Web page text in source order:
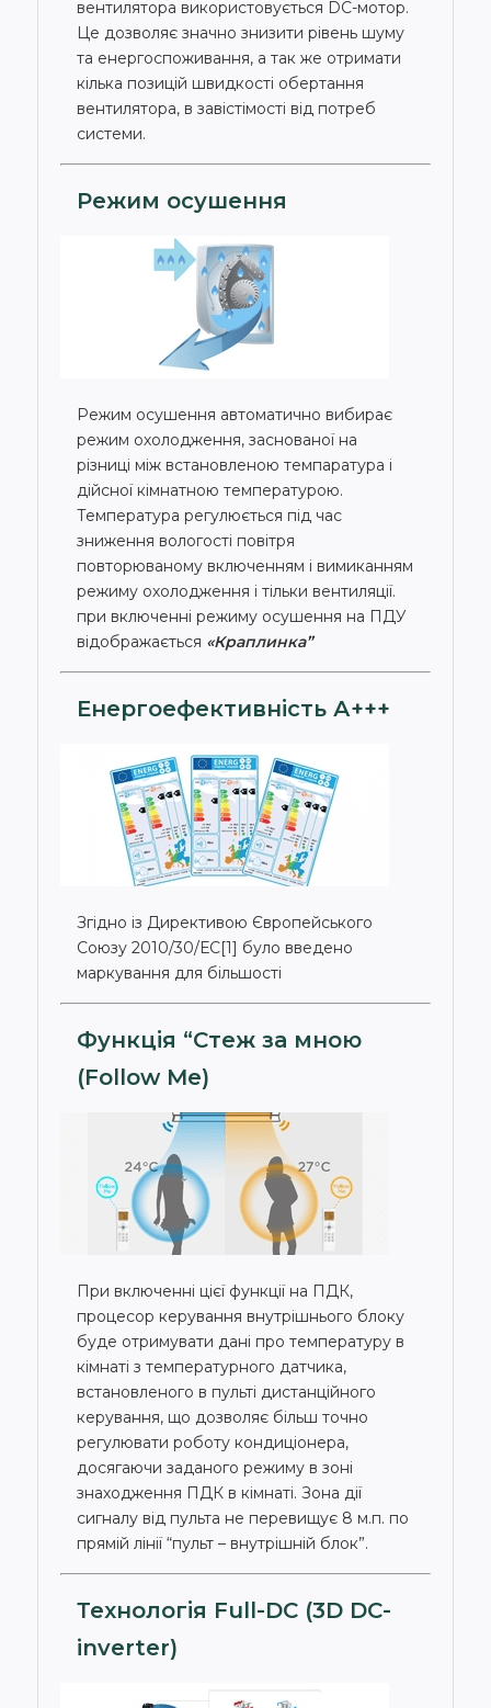
вентилятора використовується DC-мотор.
Це дозволяє значно знизити рівень шуму
та енергоспоживання, а так же отримати
кілька позицій швидкості обертання
вентилятора, в завістімості від потреб
системи.
Режим осушення
Режим осушення автоматично вибирає
режим охолодження, заснованої на
різниці між встановленою темпаратура і
дійсної кімнатною температурою.
Температура регулюється під час
зниження вологості повітря
повторюваному включенням і вимиканням
режиму охолодження і тільки вентиляції.
при включенні режиму осушення на ПДУ
відображається «Краплинка”
Енергоефективність А+++
Згідно із Директивою Європейського
Союзу 2010/30/ЕС[1] було введено
маркування для більшості
Функція “Стеж за мною
(Follow Me)
При включенні цієї функції на ПДК,
процесор керування внутрішнього блоку
буде отримувати дані про температуру в
кімнаті з температурного датчика,
встановленого в пульті дистанційного
керування, що дозволяє більш точно
регулювати роботу кондиціонера,
досягаючи заданого режиму в зоні
знаходження ПДК в кімнаті. Зона дії
сигналу від пульта не перевищує 8 м.п. по
прямій лінії “пульт – внутрішній блок”.
Технологія Full-DC (3D DC-
inverter)